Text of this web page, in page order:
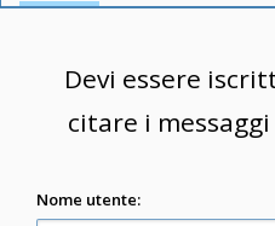
Devi essere
citare i
Nome utente: